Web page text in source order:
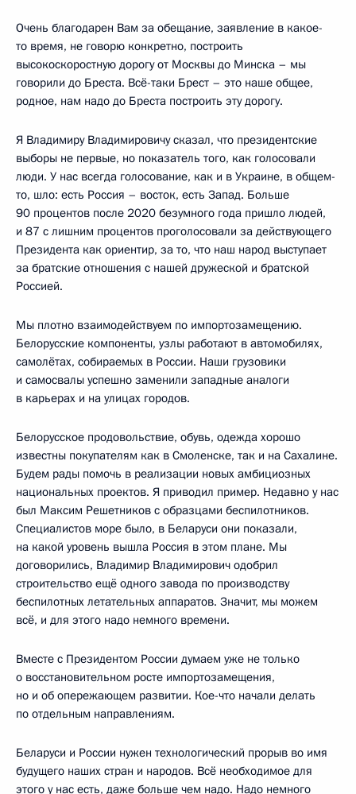
Очень благодарен Вам за обещание, заявление в какое-
то время, не говорю конкретно, построить
высокоскоростную дорогу от Москвы до Минска – мы
говорили до Бреста. Всё-таки Брест – это наше общее,
родное, нам надо до Бреста построить эту дорогу.
Я Владимиру Владимировичу сказал, что президентские
выборы не первые, но показатель того, как голосовали
люди. У нас всегда голосование, как и в Украине, в общем-
то, шло: есть Россия – восток, есть Запад. Больше
90 процентов после 2020 безумного года пришло людей,
и 87 с лишним процентов проголосовали за действующего
Президента как ориентир, за то, что наш народ выступает
за братские отношения с нашей дружеской и братской
Россией.
Мы плотно взаимодействуем по импортозамещению.
Белорусские компоненты, узлы работают в автомобилях,
самолётах, собираемых в России. Наши грузовики
и самосвалы успешно заменили западные аналоги
в карьерах и на улицах городов.
Белорусское продовольствие, обувь, одежда хорошо
известны покупателям как в Смоленске, так и на Сахалине.
Будем рады помочь в реализации новых амбициозных
национальных проектов. Я приводил пример. Недавно у нас
был Максим Решетников с образцами беспилотников.
Специалистов море было, в Беларуси они показали,
на какой уровень вышла Россия в этом плане. Мы
договорились, Владимир Владимирович одобрил
строительство ещё одного завода по производству
беспилотных летательных аппаратов. Значит, мы можем
всё, и для этого надо немного времени.
Вместе с Президентом России думаем уже не только
о восстановительном росте импортозамещения,
но и об опережающем развитии. Кое-что начали делать
по отдельным направлениям.
Беларуси и России нужен технологический прорыв во имя
будущего наших стран и народов. Всё необходимое для
этого у нас есть, даже больше чем надо. Надо немного